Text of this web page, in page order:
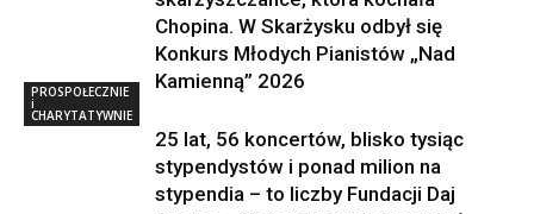
Chopina. W Skarżysku odbył się
Konkurs Młodych Pianistów „Nad
Kamienną” 2026
PROSPOŁECZNIE
i
CHARYTATYWNIE
25 lat, 56 koncertów, blisko tysiąc
stypendystów i ponad milion na
stypendia – to liczby Fundacji Daj